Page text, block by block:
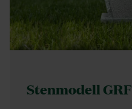
Stenmodell GRF